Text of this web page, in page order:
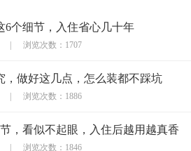
6个细节，入住省心几十年
浏览次数：1707
，做好这几点，怎么装都不踩坑
浏览次数：1886
，看似不起眼，入住后越用越真香
浏览次数：1846